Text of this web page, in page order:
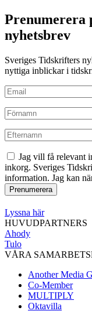
Prenumerera
nyhetsbrev
Sveriges Tidskrifters
nyttiga inblickar i
Jag vill få relevant
inkorg. Sveriges
information. Jag kan
Lyssna här
HUVUDPARTNERS
Ahody
Tulo
VÅRA
Another Media
Co-Member
MULTIPLY
Oktavilla